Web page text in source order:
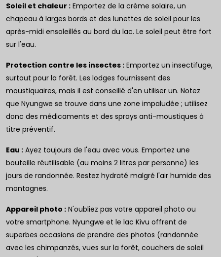
Soleil et chaleur : Emportez de la crème solaire, un
chapeau à larges bords et des lunettes de soleil pour les
après-midi ensoleillés au bord du lac. Le soleil peut être fort
sur l'eau.
Protection contre les insectes : Emportez un insectifuge,
surtout pour la forêt. Les lodges fournissent des
moustiquaires, mais il est conseillé d'en utiliser un. Notez
que Nyungwe se trouve dans une zone impaludée ; utilisez
donc des médicaments et des sprays anti-moustiques à
titre préventif.
Eau : Ayez toujours de l'eau avec vous. Emportez une
bouteille réutilisable (au moins 2 litres par personne) les
jours de randonnée. Restez hydraté malgré l'air humide des
montagnes.
Appareil photo : N'oubliez pas votre appareil photo ou
votre smartphone. Nyungwe et le lac Kivu offrent de
superbes occasions de prendre des photos (randonnée
avec les chimpanzés, vues sur la forêt, couchers de soleil